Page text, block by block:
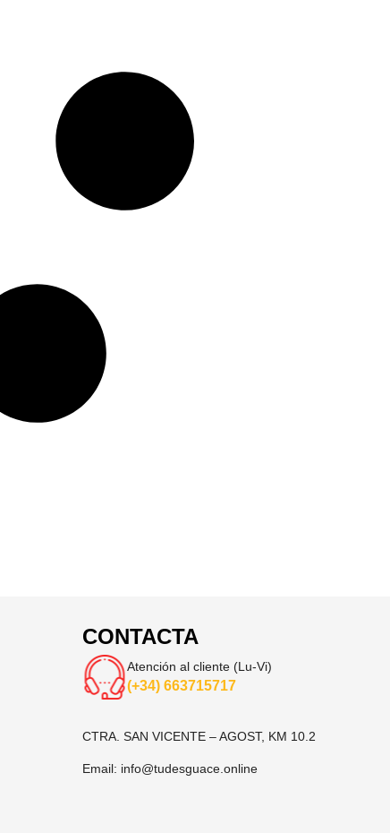
CONTACTA
Atención al cliente (Lu-Vi)
(+34) 663715717
CTRA. SAN VICENTE – AGOST, KM 10.2
Email: info@tudesguace.online